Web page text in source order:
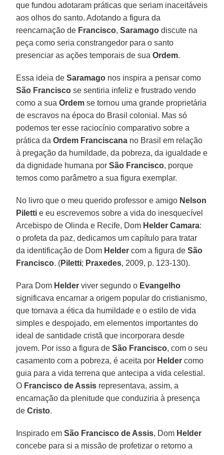
que fundou adotaram práticas que seriam inaceitáveis
aos olhos do santo. Adotando a figura da
reencarnação de Francisco,Saramago discute na
peça como seria constrangedor para o santo
presenciar as ações temporais de suaOrdem.
Essa ideia deSaramago nos inspira a pensar como
São Francisco se sentiria infeliz e frustrado vendo
como a suaOrdem se tornou uma grande proprietária
de escravos na época do Brasil colonial. Mas só
podemos ter esse raciocínio comparativo sobre a
prática daOrdem Franciscana no Brasil em relação
à pregação da humildade, da pobreza, da igualdade e
da dignidade humana por São Francisco, porque
temos como parâmetro a sua figura exemplar.
No livro que o meu querido professor e amigo Nelson
Piletti e eu escrevemos sobre a vida do inesquecível
Arcebispo de Olinda e Recife, Dom Helder Camara:
o profeta da paz, dedicamos um capítulo para tratar
da identificação de Dom Helder com a figura deSão
Francisco. (Piletti; Praxedes, 2009, p. 123-130).
Para Dom Helder viver segundo o Evangelho
significava encarnar a origem popular do cristianismo,
que tornava a ética da humildade e o estilo de vida
simples e despojado, em elementos importantes do
ideal de santidade cristã que incorporara desde
jovem. Por isso a figura deSão Francisco, com o seu
casamento com a pobreza, é aceita por Helder como
guia para a vida terrena que antecipa a vida celestial.
O Francisco de Assis representava, assim, a
encarnação da plenitude que conduziria à presença
deCristo.
Inspirado emSão Francisco de Assis, Dom Helder
concebe para si a missão de profetizar o retorno a